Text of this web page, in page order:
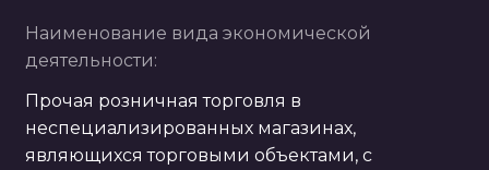
Наименование вида экономической
деятельности:
Прочая розничная торговля в
неспециализированных магазинах,
являющихся торговыми объектами, с